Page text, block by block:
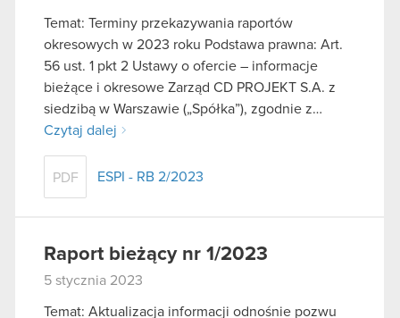
Temat: Terminy przekazywania raportów
okresowych w 2023 roku Podstawa prawna: Art.
56 ust. 1 pkt 2 Ustawy o ofercie – informacje
bieżące i okresowe Zarząd CD PROJEKT S.A. z
siedzibą w Warszawie („Spółka”), zgodnie z…
Czytaj dalej
PDF ESPI - RB 2/2023
Raport bieżący nr 1/2023
5 stycznia 2023
Temat: Aktualizacja informacji odnośnie pozwu